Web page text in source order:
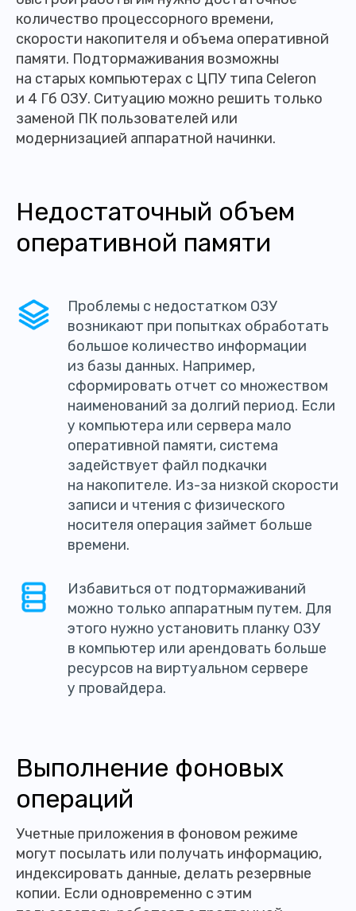
количество процессорного времени,
скорости накопителя и объема оперативной
памяти. Подтормаживания возможны
на старых компьютерах с ЦПУ типа Celeron
и 4 Гб ОЗУ. Ситуацию можно решить только
заменой ПК пользователей или
модернизацией аппаратной начинки.
Недостаточный объем
оперативной памяти
Проблемы с недостатком ОЗУ
возникают при попытках обработать
большое количество информации
из базы данных. Например,
сформировать отчет со множеством
наименований за долгий период. Если
у компьютера или сервера мало
оперативной памяти, система
задействует файл подкачки
на накопителе. Из-за низкой скорости
записи и чтения с физического
носителя операция займет больше
времени.
Избавиться от подтормаживаний
можно только аппаратным путем. Для
этого нужно установить планку ОЗУ
в компьютер или арендовать больше
ресурсов на виртуальном сервере
у провайдера.
Выполнение фоновых
операций
Учетные приложения в фоновом режиме
могут посылать или получать информацию,
индексировать данные, делать резервные
копии. Если одновременно с этим